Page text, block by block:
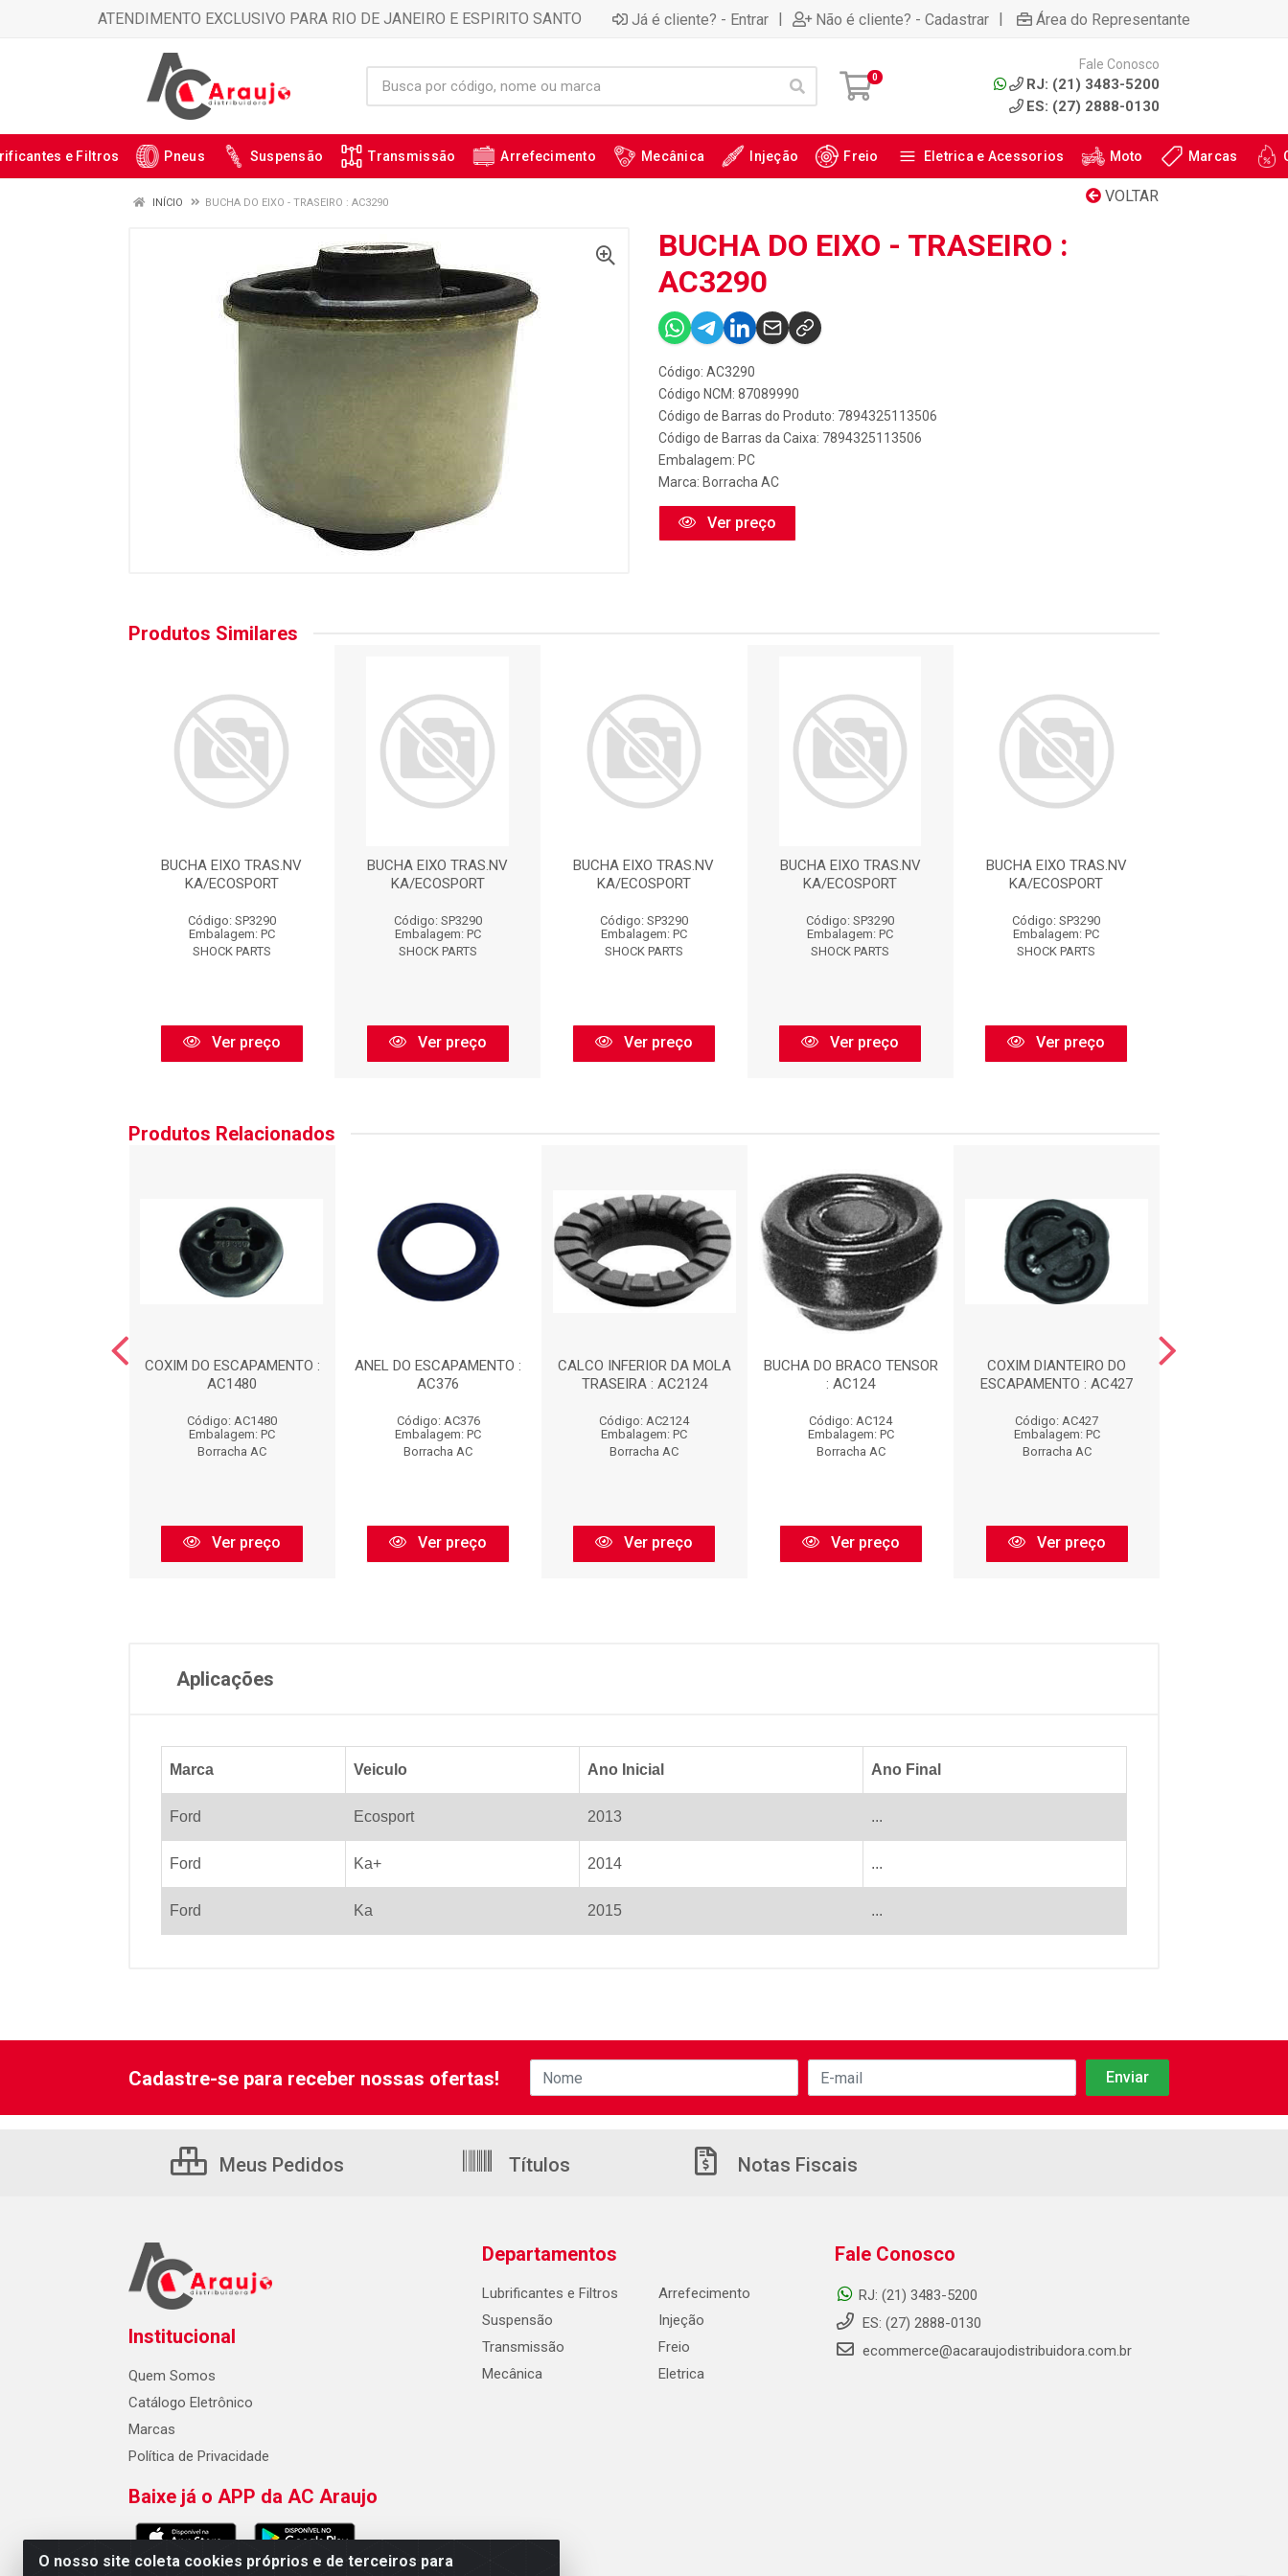
ATENDIMENTO EXCLUSIVO PARA RIO DE JANEIRO E ESPIRITO SANTO Já é cliente? - Entrar | Não é cliente? - Cadastrar | Área do Representante
0
Fale Conosco
RJ: (21) 3483-5200
ES: (27) 2888-0130
e Filtros Pneus Suspensão Transmissão Arrefecimento Mecânica Injeção Freio Eletrica e Acessorios Moto Marcas
VOLTAR
INÍCIO BUCHA DO EIXO - TRASEIRO : AC3290
BUCHA DO EIXO - TRASEIRO :
AC3290
Código: AC3290
Código NCM: 87089990
Código de Barras do Produto: 7894325113506
Código de Barras da Caixa: 7894325113506
Embalagem: PC
Marca: Borracha AC
Ver preço
Produtos Similares
BUCHA EIXO TRAS.NV
KA/ECOSPORT
Código: SP3290
Embalagem: PC
SHOCK PARTS
Ver preço
BUCHA EIXO TRAS.NV
KA/ECOSPORT
Código: SP3290
Embalagem: PC
SHOCK PARTS
Ver preço
BUCHA EIXO TRAS.NV
KA/ECOSPORT
Código: SP3290
Embalagem: PC
SHOCK PARTS
Ver preço
BUCHA EIXO TRAS.NV
KA/ECOSPORT
Código: SP3290
Embalagem: PC
SHOCK PARTS
Ver preço
BUCHA EIXO TRAS.NV
KA/ECOSPORT
Código: SP3290
Embalagem: PC
SHOCK PARTS
Ver preço
Produtos Relacionados
COXIM DO ESCAPAMENTO :
AC1480
Código: AC1480
Embalagem: PC
Borracha AC
Ver preço
ANEL DO ESCAPAMENTO :
AC376
Código: AC376
Embalagem: PC
Borracha AC
Ver preço
CALCO INFERIOR DA MOLA
TRASEIRA : AC2124
Código: AC2124
Embalagem: PC
Borracha AC
Ver preço
BUCHA DO BRACO TENSOR
: AC124
Código: AC124
Embalagem: PC
Borracha AC
Ver preço
COXIM DIANTEIRO DO
ESCAPAMENTO : AC427
Código: AC427
Embalagem: PC
Borracha AC
Ver preço
Aplicações
Marca Veiculo Ano Inicial Ano Final
Ford Ecosport 2013 ...
Ford Ka+ 2014 ...
Ford Ka 2015 ...
O nosso site coleta cookies próprios e de terceiros para
Cadastre-se para receber nossas ofertas!
Meus Pedidos Títulos Notas Fiscais
Institucional
Quem Somos
Catálogo Eletrônico
Marcas
Política de Privacidade
Baixe já o APP da AC Araujo
Departamentos
Lubrificantes e Filtros
Suspensão
Transmissão
Mecânica
Arrefecimento
Injeção
Freio
Eletrica
Fale Conosco
RJ: (21) 3483-5200
ES: (27) 2888-0130
ecommerce@acaraujodistribuidora.com.br